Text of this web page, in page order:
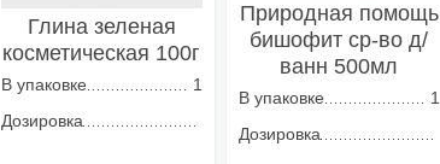
Глина зеленая
косметическая 100г
В упаковке
1
Дозировка
Природная помощь
бишофит ср-во д/
ванн 500мл
В упаковке
1
Дозировка